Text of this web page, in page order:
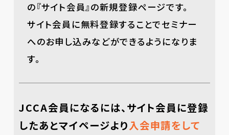
の『サイト会員』の新規登録ページです。
サイト会員に無料登録することでセミナー
へのお申し込みなどができるようになりま
す。
JCCA会員になるには、サイト会員に登録
したあとマイページより入会申請をして